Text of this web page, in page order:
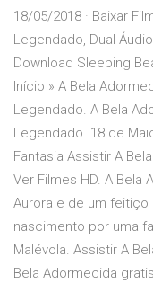
18/05/2018 · Baixar
Legendado, Dual
Download Sleeping
Início » A Bela
Legendado. A Bela
Legendado. 18 de
Fantasia Assistir A
Ver Filmes HD. A Bela
Aurora e de um
nascimento por uma
Malévola. Assistir A
Bela Adormecida